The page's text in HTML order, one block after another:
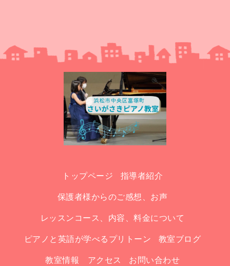
トップページ 指導者紹介
保護者様からのご感想、お声
レッスンコース、内容、料金について
ピアノと英語が学べるプリトーン 教室ブログ
教室情報 アクセス お問い合わせ